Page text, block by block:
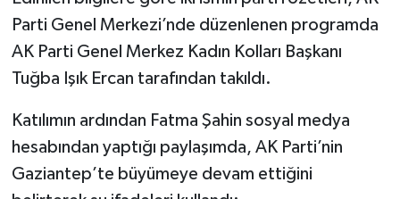
Parti Genel Merkezi’nde düzenlenen programda
AK Parti Genel Merkez Kadın Kolları Başkanı
Tuğba Işık Ercan tarafından takıldı.
Katılımın ardından Fatma Şahin sosyal medya
hesabından yaptığı paylaşımda, AK Parti’nin
Gaziantep’te büyümeye devam ettiğini
Video Haber
Yaşam
Yeme-İçme